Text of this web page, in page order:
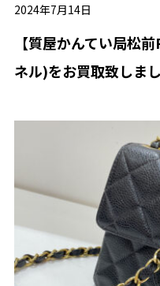
2024年7月14日
【質屋かんてい局松
ネル)をお買取致しま